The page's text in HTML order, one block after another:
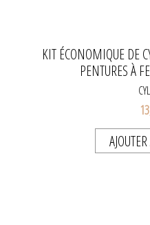
KIT ÉCONOMIQUE DE
PENTURES À